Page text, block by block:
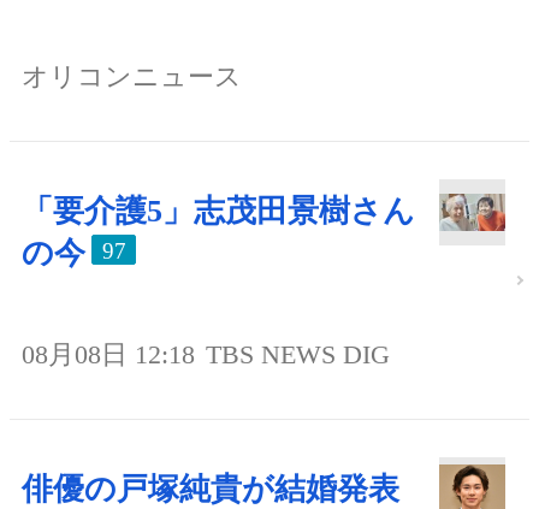
オリコンニュース
「要介護5」志茂田景樹さん
の今
97
08月08日 12:18 TBS NEWS DIG
俳優の戸塚純貴が結婚発表